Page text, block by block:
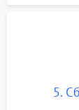
5.